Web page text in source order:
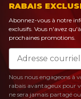
RABAIS
Abonnez-vous à notre
exclusifs. Vous n'avez
prochaines promotions.
Courriel
Nous nous engageons à
rabais avantageux pour
ne sera jamais partagé